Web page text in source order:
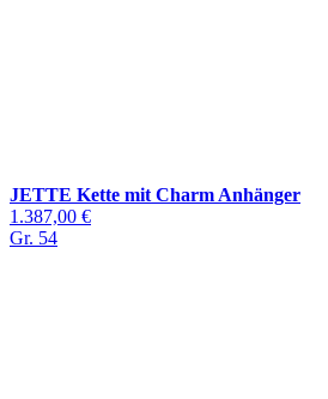
JETTE Kette mit Charm Anhänger
1.387,00 €
Gr. 54